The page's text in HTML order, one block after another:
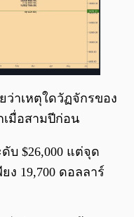
ว่าเหตุใดวัฏจักรของ
เมื่อสามปีก่อน
บ $26,000 แต่จุด
19,700 ดอลลาร์